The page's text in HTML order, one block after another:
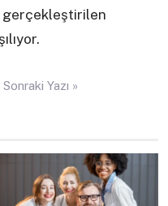
gerçekleştirilen
Sonraki Yazı »